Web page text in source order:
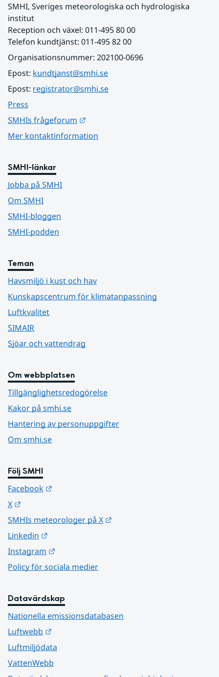
SMHI, Sveriges meteorologiska och hydrologiska
institut
Reception och växel: 011-495 80 00
Telefon kundtjänst: 011-495 82 00
Organisationsnummer: 202100-0696
Epost: kundtjanst@smhi.se
Epost: registrator@smhi.se
Press
SMHIs frågeforum
Mer kontaktinformation
SMHI-länkar
Jobba på SMHI
Om SMHI
SMHI-bloggen
SMHI-podden
Teman
Havsmiljö i kust och hav
Kunskapscentrum för klimatanpassning
Luftkvalitet
SIMAIR
Sjöar och vattendrag
Om webbplatsen
Tillgänglighetsredogörelse
Kakor på smhi.se
Hantering av personuppgifter
Om smhi.se
Följ SMHI
Facebook
X
SMHIs meteorologer på X
Linkedin
Instagram
Policy för sociala medier
Datavärdskap
Nationella emissionsdatabasen
Luftwebb
Luftmiljödata
VattenWebb